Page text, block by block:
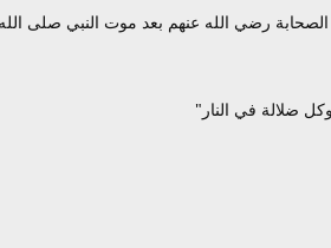
الصحابة رضي الله عنهم بعد موت النبي صلى
ضلالة في النار"